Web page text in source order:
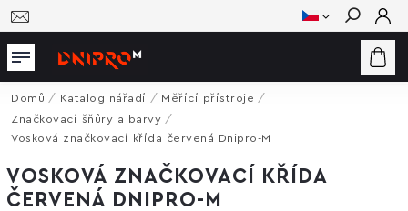
Hledat
Domů / Katalog nářadí / Měřící přístroje /
Značkovací šňůry a barvy /
Vosková značkovací křída červená Dnipro-M
VOSKOVÁ ZNAČKOVACÍ KŘÍDA
ČERVENÁ DNIPRO-M